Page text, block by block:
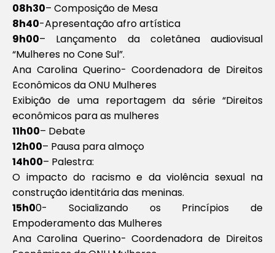
08h30– Composição de Mesa
8h40-Apresentação afro artística
9h00– Lançamento da coletânea audiovisual
“Mulheres no Cone Sul”.
Ana Carolina Querino- Coordenadora de Direitos
Econômicos da ONU Mulheres
Exibição de uma reportagem da série “Direitos
econômicos para as mulheres
11h00– Debate
12h00– Pausa para almoço
14h00– Palestra:
O impacto do racismo e da violência sexual na
construção identitária das meninas.
15h00- Socializando os Princípios de
Empoderamento das Mulheres
Ana Carolina Querino- Coordenadora de Direitos